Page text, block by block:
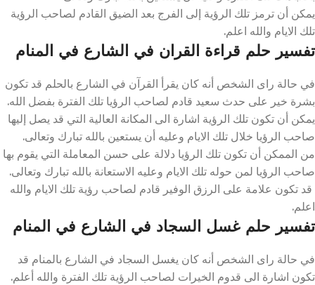
يمكن أن ترمز تلك الرؤية إلى الفرج بعد الضيق القادم لصاحب الرؤية
تلك الايام والله اعلم.
تفسير حلم قراءة القران في الشارع في المنام
في حالة راى الشخص أنه كان يقرأ القرآن في الشارع بالحلم قد تكون
بشرة خير على حدث سعيد قادم لصاحب الرؤيا تلك الفترة بفضل الله.
يمكن أن تكون تلك الرؤية اشارة الى المكانة العالية التي قد يصل إليها
صاحب الرؤيا خلال تلك الايام وعليه أن يستعين بالله تبارك وتعالى.
من الممكن أن تكون تلك الرؤيا دلالة على حسن المعاملة التي يقوم بها
صاحب الرؤيا لمن حوله تلك الايام وعليه الاستعانة بالله تبارك وتعالى.
قد تكون علامة على الرزق الوفير قادم لصاحب رؤية تلك الايام والله
اعلم.
تفسير حلم غسل السجاد في الشارع في المنام
في حالة راى الشخص أنه كان يغسل السجاد في الشارع بالمنام قد
تكون اشارة الى قدوم الخيرات لصاحب الرؤية تلك الفترة والله أعلم.